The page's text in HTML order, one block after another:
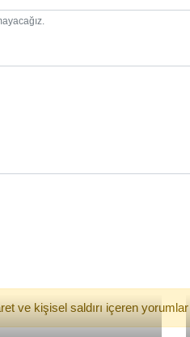
ve kişisel saldırı içeren